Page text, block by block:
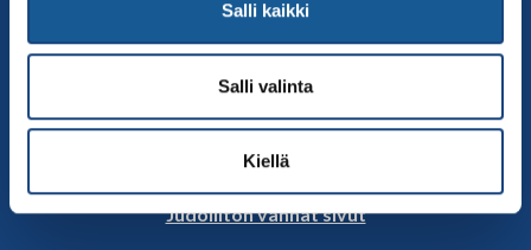
Salli kaikki
Salli valinta
Kiellä
Tapahtumakalenteri
Linkkejä
Judoliiton vanhat sivut